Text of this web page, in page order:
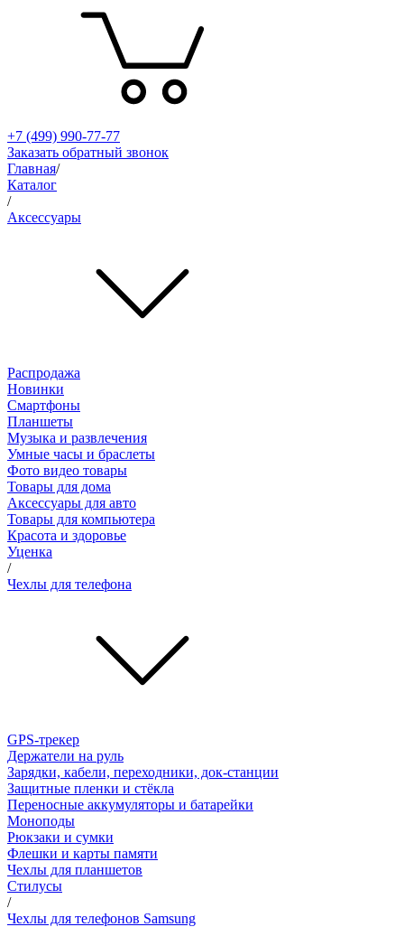
+7 (499) 990-77-77
Заказать обратный звонок
Главная/
Каталог
/
Аксессуары
Распродажа
Новинки
Смартфоны
Планшеты
Музыка и развлечения
Умные часы и браслеты
Фото видео товары
Товары для дома
Аксессуары для авто
Товары для компьютера
Красота и здоровье
Уценка
/
Чехлы для телефона
GPS-трекер
Держатели на руль
Зарядки, кабели, переходники, док-станции
Защитные пленки и стёкла
Переносные аккумуляторы и батарейки
Моноподы
Рюкзаки и сумки
Флешки и карты памяти
Чехлы для планшетов
Стилусы
/
Чехлы для телефонов Samsung